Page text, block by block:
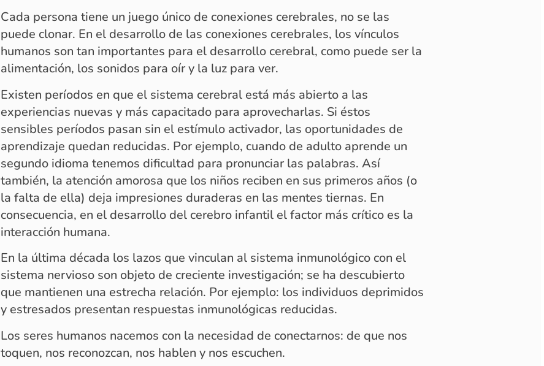
Cada persona tiene un juego único de conexiones cerebrales, no se las
puede clonar. En el desarrollo de las conexiones cerebrales, los vínculos
humanos son tan importantes para el desarrollo cerebral, como puede ser la
alimentación, los sonidos para oír y la luz para ver.
Existen períodos en que el sistema cerebral está más abierto a las
experiencias nuevas y más capacitado para aprovecharlas. Si éstos
sensibles períodos pasan sin el estímulo activador, las oportunidades de
aprendizaje quedan reducidas. Por ejemplo, cuando de adulto aprende un
segundo idioma tenemos dificultad para pronunciar las palabras. Así
también, la atención amorosa que los niños reciben en sus primeros años (o
la falta de ella) deja impresiones duraderas en las mentes tiernas. En
consecuencia, en el desarrollo del cerebro infantil el factor más crítico es la
interacción humana.
En la última década los lazos que vinculan al sistema inmunológico con el
sistema nervioso son objeto de creciente investigación; se ha descubierto
que mantienen una estrecha relación. Por ejemplo: los individuos deprimidos
y estresados presentan respuestas inmunológicas reducidas.
Los seres humanos nacemos con la necesidad de conectarnos: de que nos
toquen, nos reconozcan, nos hablen y nos escuchen.